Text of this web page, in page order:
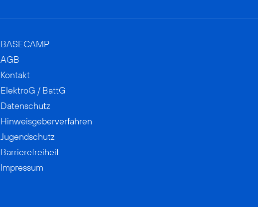
BASECAMP
AGB
Kontakt
ElektroG / BattG
Datenschutz
Hinweisgeberverfahren
Jugendschutz
Barrierefreiheit
Impressum